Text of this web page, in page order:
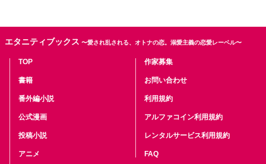
エタニティブックス 〜愛され乱される、オトナの恋。溺愛主義の恋愛レーベル〜
TOP
書籍
番外編小説
公式漫画
投稿小説
アニメ
作家募集
お問い合わせ
利用規約
アルファコイン利用規約
レンタルサービス利用規約
FAQ